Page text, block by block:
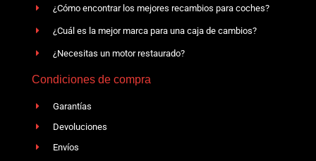
¿Cómo encontrar los mejores recambios para coches?
¿Cuál es la mejor marca para una caja de cambios?
¿Necesitas un motor restaurado?
Condiciones de compra
Garantías
Devoluciones
Envíos